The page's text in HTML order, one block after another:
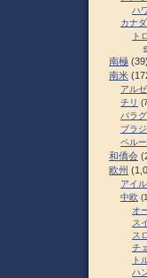
ハ
カナダ
ト
南極 (39)
南米
アル
チリ
パラ
ブラ
ペルー
和僑会
欧州
アイ
中欧
オ
ス
ス
チ
ト
ハ